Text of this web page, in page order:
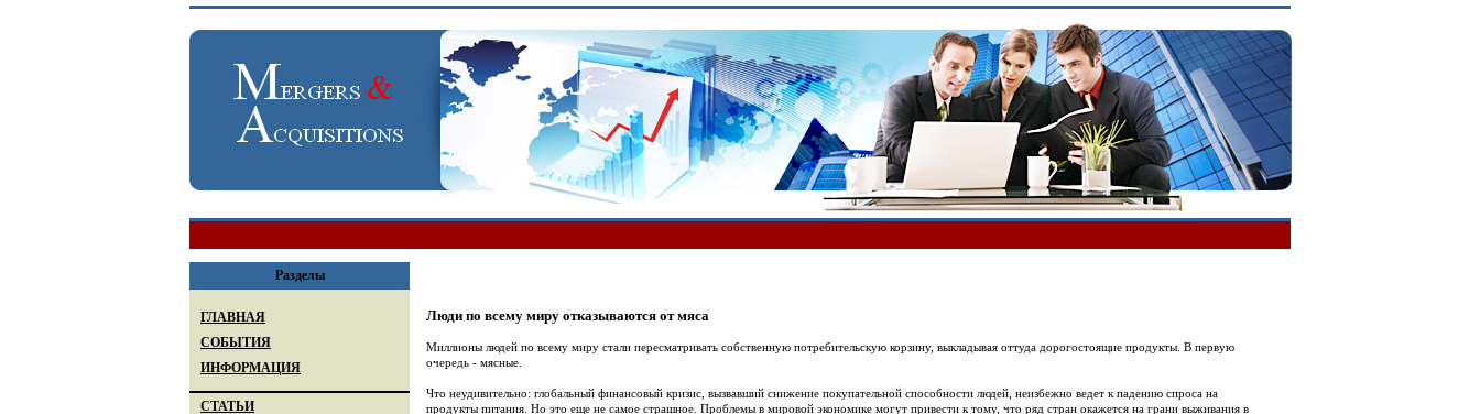
Разделы
ГЛАВНАЯ
СОБЫТИЯ
ИНФОРМАЦИЯ
СТАТЬИ
Люди по всему миру отказываются от мяса
Миллионы людей по всему миру стали пересматривать собственную потребительскую корзину, выкладывая оттуда дорогостоящие продукты. В первую
очередь - мясные.
Что неудивительно: глобальный финансовый кризис, вызвавший снижение покупательной способности людей, неизбежно ведет к падению спроса на
продукты питания. Но это еще не самое страшное. Проблемы в мировой экономике могут привести к тому, что ряд стран окажется на грани выживания в